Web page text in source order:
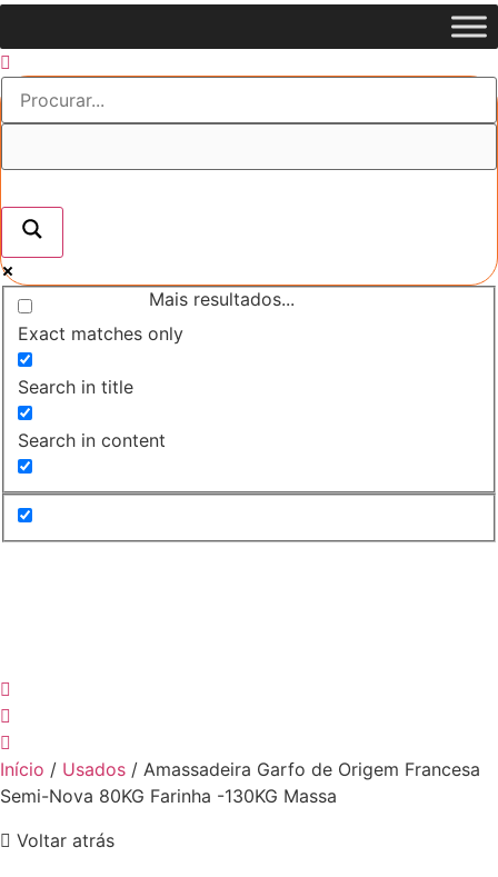
Mais resultados...
Exact matches only
Search in title
Search in content
Início / Usados / Amassadeira Garfo de Origem Francesa
Semi-Nova 80KG Farinha -130KG Massa
Voltar atrás